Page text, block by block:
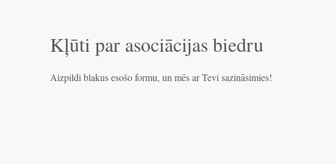
Kļūti par asociācijas biedru
Aizpildi blakus esošo formu, un mēs ar Tevi sazināsimies!